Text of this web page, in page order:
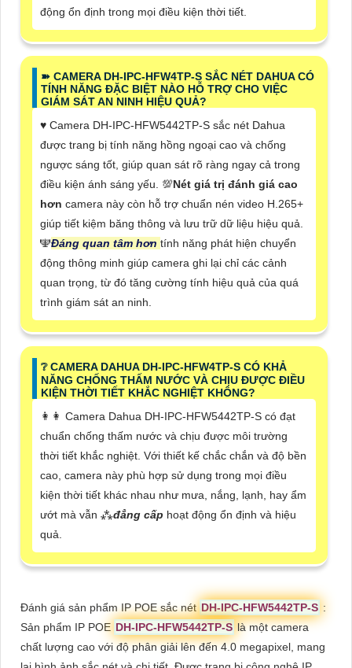
động ổn định trong mọi điều kiện thời tiết.
➽ CAMERA DH-IPC-HFW4TP-S SẮC NÉT DAHUA CÓ
TÍNH NĂNG ĐẶC BIỆT NÀO HỖ TRỢ CHO VIỆC
GIÁM SÁT AN NINH HIỆU QUẢ?
♥️ Camera DH-IPC-HFW5442TP-S sắc nét Dahua
được trang bị tính năng hồng ngoại cao và chống
ngược sáng tốt, giúp quan sát rõ ràng ngay cả trong
điều kiện ánh sáng yếu. 💯Nét giá trị đánh giá cao
hơn camera này còn hỗ trợ chuẩn nén video H.265+
giúp tiết kiệm băng thông và lưu trữ dữ liệu hiệu quả.
🕎Đáng quan tâm hơn tính năng phát hiện chuyển
động thông minh giúp camera ghi lại chỉ các cảnh
quan trọng, từ đó tăng cường tính hiệu quả của quá
trình giám sát an ninh.
❔ CAMERA DAHUA DH-IPC-HFW4TP-S CÓ KHẢ
NĂNG CHỐNG THẤM NƯỚC VÀ CHỊU ĐƯỢC ĐIỀU
KIỆN THỜI TIẾT KHẮC NGHIỆT KHÔNG?
️👩‍👩 Camera Dahua DH-IPC-HFW5442TP-S có đạt
chuẩn chống thấm nước và chịu được môi trường
thời tiết khắc nghiệt. Với thiết kế chắc chắn và độ bền
cao, camera này phù hợp sử dụng trong mọi điều
kiện thời tiết khác nhau như mưa, nắng, lạnh, hay ẩm
ướt mà vẫn ⁂đẳng cấp hoạt động ổn định và hiệu
quả.
Đánh giá sản phẩm IP POE sắc nétDH-IPC-HFW5442TP-S :
Sản phẩm IP POE DH-IPC-HFW5442TP-S là một camera
chất lượng cao với độ phân giải lên đến 4.0 megapixel, mang